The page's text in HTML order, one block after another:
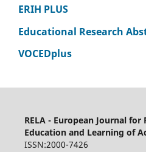
ERIH PLUS
Educational Research
VOCEDplus
RELA - European Journal for
Education and Learning of
ISSN:2000-7426